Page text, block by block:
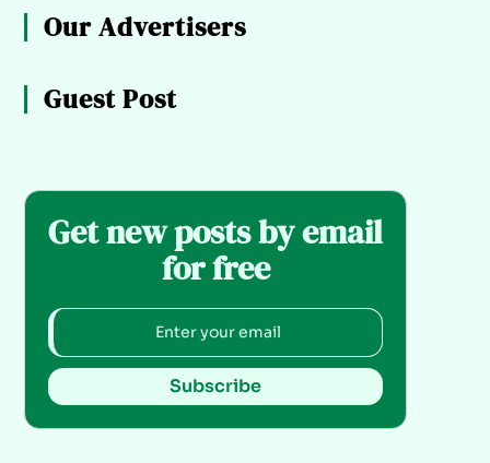
Our Advertisers
Guest Post
Get new posts by email
for free
Subscribe